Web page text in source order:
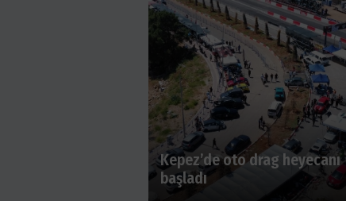
Kepez’de oto drag heyecanı
başladı